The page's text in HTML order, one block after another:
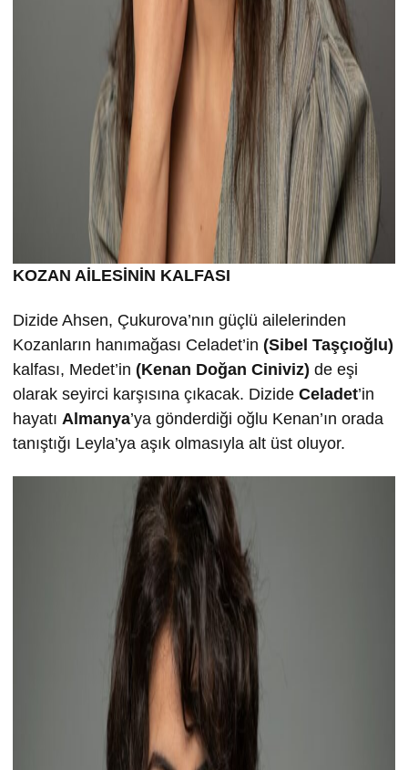
KOZAN AİLESİNİN KALFASI
Dizide Ahsen, Çukurova’nın güçlü ailelerinden
Kozanların hanımağası Celadet’in (Sibel Taşçıoğlu)
kalfası, Medet’in (Kenan Doğan Ciniviz) de eşi
olarak seyirci karşısına çıkacak. Dizide Celadet’in
hayatı Almanya’ya gönderdiği oğlu Kenan’ın orada
tanıştığı Leyla’ya aşık olmasıyla alt üst oluyor.